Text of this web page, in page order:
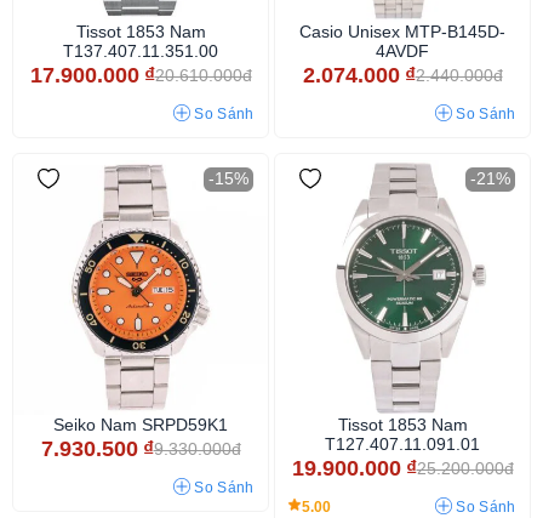
Tissot 1853 Nam
T137.407.11.351.00
17.900.000 ₫20.610.000đ
So Sánh
Casio Unisex MTP-B145D-
4AVDF
2.074.000 ₫2.440.000đ
So Sánh
-15%
Seiko Nam SRPD59K1
7.930.500 ₫9.330.000đ
So Sánh
-21%
Tissot 1853 Nam
T127.407.11.091.01
19.900.000 ₫25.200.000đ
5.00 So Sánh